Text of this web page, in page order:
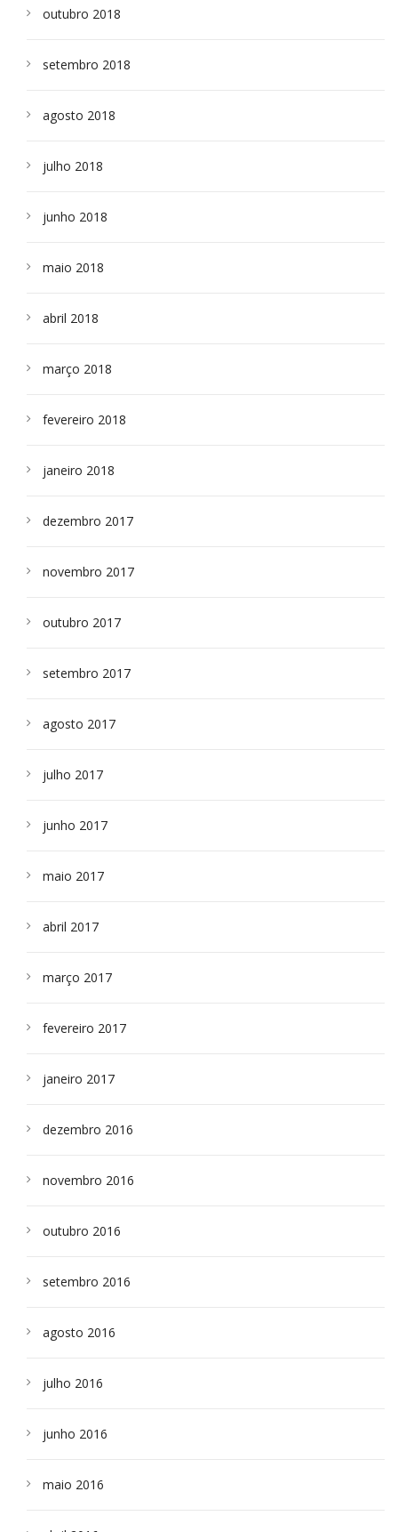
outubro 2018
setembro 2018
agosto 2018
julho 2018
junho 2018
maio 2018
abril 2018
março 2018
fevereiro 2018
janeiro 2018
dezembro 2017
novembro 2017
outubro 2017
setembro 2017
agosto 2017
julho 2017
junho 2017
maio 2017
abril 2017
março 2017
fevereiro 2017
janeiro 2017
dezembro 2016
novembro 2016
outubro 2016
setembro 2016
agosto 2016
julho 2016
junho 2016
maio 2016